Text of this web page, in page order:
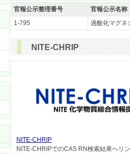
官報公示整理番号
官報公示名称
1-795
過酸化マグネ
NITE-CHRIP
NITE-CHRIP
NITE-CHRIPでのCAS RN検索結果へリ